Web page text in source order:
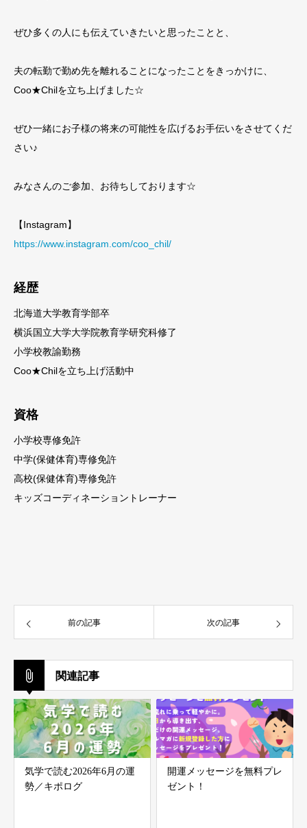
ぜひ多くの人にも伝えていきたいと思ったことと、
夫の転勤で勤め先を離れることになったことをきっかけに、
Coo★Chilを立ち上げました☆
ぜひ一緒にお子様の将来の可能性を広げるお手伝いをさせてくだ
さい♪
みなさんのご参加、お待ちしております☆
【Instagram】
https://www.instagram.com/coo_chil/
経歴
北海道大学教育学部卒
横浜国立大学大学院教育学研究科修了
小学校教諭勤務
Coo★Chilを立ち上げ活動中
資格
小学校専修免許
中学(保健体育)専修免許
高校(保健体育)専修免許
キッズコーディネーショントレーナー
前の記事 次の記事
関連記事
気学で読む2026年6月の運
勢／キポログ
開運メッセージを無料プレ
ゼント！